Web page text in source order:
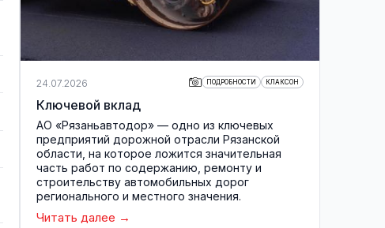
24.07.2026 ПОДРОБНОСТИ КЛАКСОН
Ключевой вклад
АО «Рязаньавтодор» — одно из ключевых
предприятий дорожной отрасли Рязанской
области, на которое ложится значительная
часть работ по содержанию, ремонту и
строительству автомобильных дорог
регионального и местного значения.
Читать далее